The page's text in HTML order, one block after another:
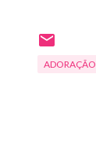
ADORAÇÃO